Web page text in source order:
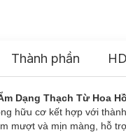
Thành phần
Dạng Thạch Từ Hoa
hữu cơ kết hợp với
mượt và mịn màng, hỗ